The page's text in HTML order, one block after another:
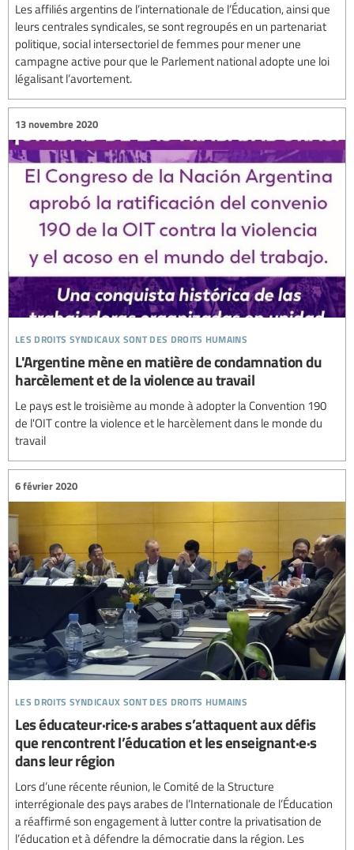
Les affiliés argentins de l’internationale de l’Éducation, ainsi que
leurs centrales syndicales, se sont regroupés en un partenariat
politique, social intersectoriel de femmes pour mener une
campagne active pour que le Parlement national adopte une loi
légalisant l’avortement.
les droits syndicaux sont des droits humains
13 novembre 2020
L'Argentine mène en matière de condamnation du
harcèlement et de la violence au travail
Le pays est le troisième au monde à adopter la Convention 190
de l'OIT contre la violence et le harcèlement dans le monde du
travail
les droits syndicaux sont des droits humains
6 février 2020
Les éducateur·rice·s arabes s’attaquent aux défis
que rencontrent l’éducation et les enseignant·e·s
dans leur région
Lors d’une récente réunion, le Comité de la Structure
interrégionale des pays arabes de l’Internationale de l’Éducation
a réaffirmé son engagement à lutter contre la privatisation de
l’éducation et à défendre la démocratie dans la région. Les